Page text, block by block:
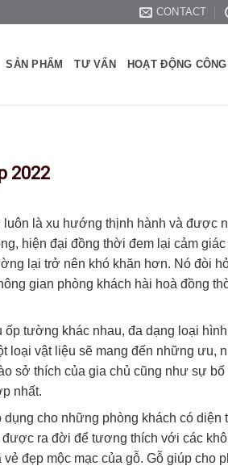
CONTACT
SẢN PHẨM TƯ VẤN HOẠT ĐỘNG
2022
là xu hướng thịnh hành và được
hiện đại đồng thời đem lại cảm giác
lại trở nên khó khăn hơn. Nó đòi
gian phòng khách hài hoà đồng
tường khác nhau, đa dạng loại
loại vật liệu sẽ mang đến những ưu,
sở thích của gia chủ cũng như sự bố
nhất.
cho những phòng khách có diện
ra đời để tương thích với các
đẹp mộc mạc của gỗ. Gỗ giúp cho